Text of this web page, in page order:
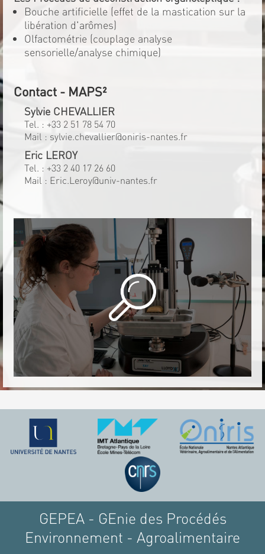
Bouche artificielle (effet de la mastication sur la
libération d'arômes)
Olfactométrie (couplage analyse
sensorielle/analyse chimique)
Contact - MAPS²
Sylvie CHEVALLIER
Tel. : +33 2 51 78 54 70
Mail : sylvie.chevallier@oniris-nantes.fr
Eric LEROY
Tel. : +33 2 40 17 26 60
Mail : Eric.Leroy@univ-nantes.fr
GEPEA - GEnie des Procédés
Environnement - Agroalimentaire